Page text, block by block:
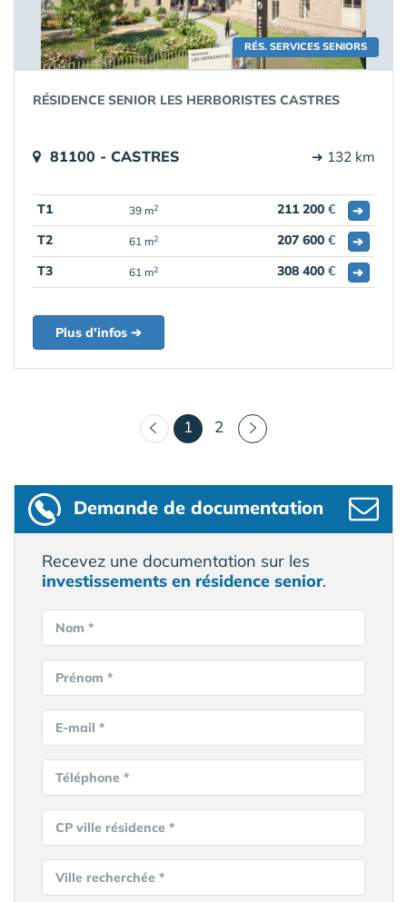
RÉS. SERVICES SENIORS
RÉSIDENCE SENIOR LES HERBORISTES CASTRES
81100 - CASTRES ➔ 132 km
T1 39 m2 211 200 €
➔
T2
61 m2 207 600 €
➔
T3
61 m2 308 400 € ➔
Plus d'infos ➔
1 (courant)
2
Demande de documentation
Recevez une documentation sur les
investissements en résidence senior.
Nom *
Prénom *
E-mail *
Téléphone *
CP ville résidence *
Ville recherchée *